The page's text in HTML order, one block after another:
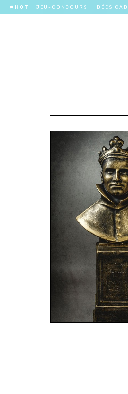
#HOT JEU-CONCOURS IDÉES